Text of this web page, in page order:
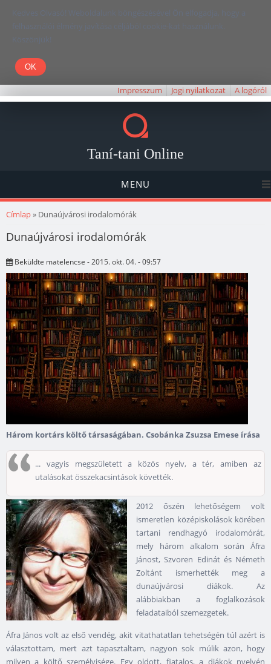
Kedves Olvasó! Weboldalunk böngészésével Ön elfogadja, hogy a
felhasználói élmény javítása céljából cookie-kat használunk.
Köszönjük!
Impresszum Jogi nyilatkozat A logóról
Taní-tani Online
MENU
Jelenlegi hely
Címlap» Dunaújvárosi irodalomórák
Dunaújvárosi irodalomórák
Beküldte matelencse - 2015. okt. 04. - 09:57
Három kortárs költő társaságában. Csobánka Zsuzsa Emese írása
... vagyis megszületett a közös nyelv, a tér, amiben az
utalásokat összekacsintások követték.
2012 őszén lehetőségem volt
ismeretlen középiskolások körében
tartani rendhagyó irodalomórát,
mely három alkalom során Áfra
Jánost, Szvoren Edinát és Németh
Zoltánt ismerhették meg a
dunaújvárosi diákok. Az
alábbiakban a foglalkozások
feladataiból szemezgetek.
Áfra János volt az első vendég, akit vitathatatlan tehetségén túl azért is
választottam, mert azt tapasztaltam, nagyon sok múlik azon, hogy